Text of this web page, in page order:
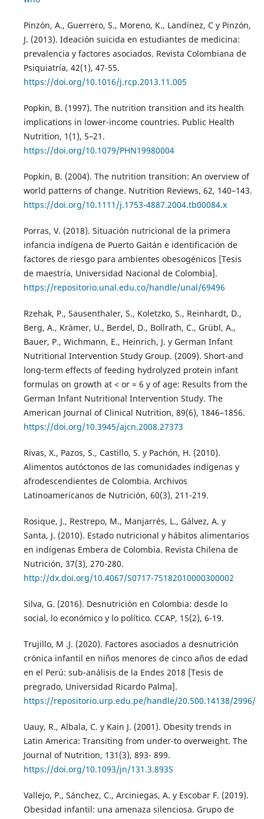
Pinzón, A., Guerrero, S., Moreno, K., Landínez, C y Pinzón,
J. (2013). Ideación suicida en estudiantes de medicina:
prevalencia y factores asociados. Revista Colombiana de
Psiquiatría, 42(1), 47-55.
https://doi.org/10.1016/j.rcp.2013.11.005
Popkin, B. (1997). The nutrition transition and its health
implications in lower-income countries. Public Health
Nutrition, 1(1), 5–21.
https://doi.org/10.1079/PHN19980004
Popkin, B. (2004). The nutrition transition: An overview of
world patterns of change. Nutrition Reviews, 62, 140–143.
https://doi.org/10.1111/j.1753-4887.2004.tb00084.x
Porras, V. (2018). Situación nutricional de la primera
infancia indígena de Puerto Gaitán e identificación de
factores de riesgo para ambientes obesogénicos [Tesis
de maestría, Universidad Nacional de Colombia].
https://repositorio.unal.edu.co/handle/unal/69496
Rzehak, P., Sausenthaler, S., Koletzko, S., Reinhardt, D.,
Berg, A., Krämer, U., Berdel, D., Bollrath, C., Grübl, A.,
Bauer, P., Wichmann, E., Heinrich, J. y German Infant
Nutritional Intervention Study Group. (2009). Short-and
long-term effects of feeding hydrolyzed protein infant
formulas on growth at < or = 6 y of age: Results from the
German Infant Nutritional Intervention Study. The
American Journal of Clinical Nutrition, 89(6), 1846–1856.
https://doi.org/10.3945/ajcn.2008.27373
Rivas, X., Pazos, S., Castillo, S. y Pachón, H. (2010).
Alimentos autóctonos de las comunidades indígenas y
afrodescendientes de Colombia. Archivos
Latinoamericanos de Nutrición, 60(3), 211-219.
Rosique, J., Restrepo, M., Manjarrés, L., Gálvez, A. y
Santa, J. (2010). Estado nutricional y hábitos alimentarios
en indígenas Embera de Colombia. Revista Chilena de
Nutrición, 37(3), 270-280.
http://dx.doi.org/10.4067/S0717-75182010000300002
Silva, G. (2016). Desnutrición en Colombia: desde lo
social, lo económico y lo político. CCAP, 15(2), 6-19.
Trujillo, M .J. (2020). Factores asociados a desnutrición
crónica infantil en niños menores de cinco años de edad
en el Perú: sub-análisis de la Endes 2018 [Tesis de
pregrado, Universidad Ricardo Palma].
https://repositorio.urp.edu.pe/handle/20.500.14138/2996/
Uauy, R., Albala, C. y Kain J. (2001). Obesity trends in
Latin America: Transiting from under-to overweight. The
Journal of Nutrition, 131(3), 893- 899.
https://doi.org/10.1093/jn/131.3.893S
Vallejo, P., Sánchez, C., Arciniegas, A. y Escobar F. (2019).
Obesidad infantil: una amenaza silenciosa. Grupo de